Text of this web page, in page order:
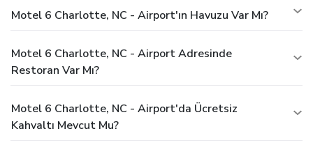
Motel 6 Charlotte, NC - Airport'ın Havuzu Var Mı?
Motel 6 Charlotte, NC - Airport Adresinde
Restoran Var Mı?
Motel 6 Charlotte, NC - Airport'da Ücretsiz
Kahvaltı Mevcut Mu?